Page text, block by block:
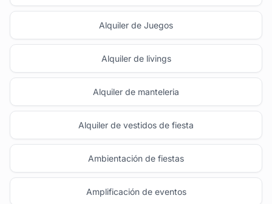
Alquiler de Juegos
Alquiler de livings
Alquiler de manteleria
Alquiler de vestidos de fiesta
Ambientación de fiestas
Amplificación de eventos